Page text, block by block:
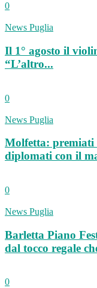
0
News Puglia
Il 1° agosto il
“L’altro...
0
News Puglia
Molfetta: premiati
diplomati con il
0
News Puglia
Barletta Piano
dal tocco regale
0